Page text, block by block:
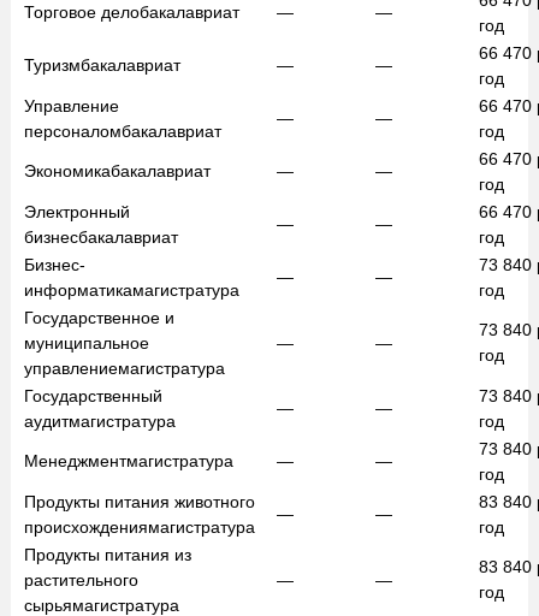
Торговое делобакалавриат — —
год
Туризмбакалавриат — —
66 470
год
Управление
персоналомбакалавриат
— —
66 470
год
Экономикабакалавриат — —
66 470
год
Электронный
бизнесбакалавриат
— —
66 470
год
Бизнес-
информатикамагистратура
— —
73 840
год
Государственное и
муниципальное
управлениемагистратура
— —
73 840
год
Государственный
аудитмагистратура
— —
73 840
год
Менеджментмагистратура — —
73 840
год
Продукты питания животного
происхождениямагистратура
— —
83 840
год
Продукты питания из
растительного
сырьямагистратура
— —
83 840
год